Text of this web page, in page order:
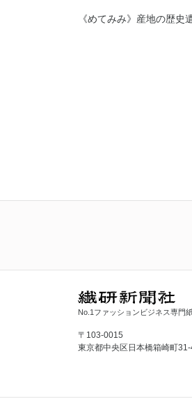
《めてみみ》産地の歴史
No.1ファッションビジネス専門
〒103-0015
東京都中央区日本橋箱崎町